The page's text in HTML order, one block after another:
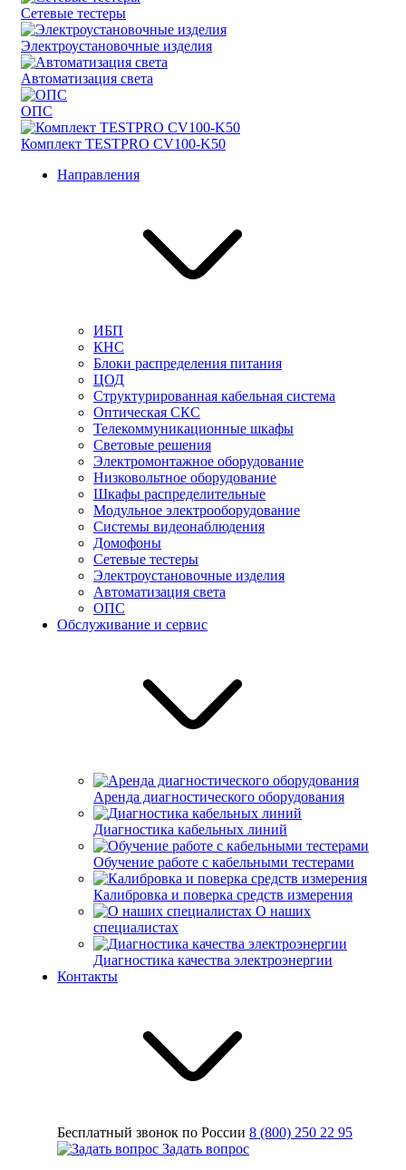
Сетевые тестеры
Электроустановочные изделия
Автоматизация света
ОПС
Комплект TESTPRO CV100-K50
Направления
ИБП
КНС
Блоки распределения питания
ЦОД
Структурированная кабельная система
Оптическая СКС
Телекоммуникационные шкафы
Световые решения
Электромонтажное оборудование
Низковольтное оборудование
Шкафы распределительные
Модульное электрооборудование
Системы видеонаблюдения
Домофоны
Сетевые тестеры
Электроустановочные изделия
Автоматизация света
ОПС
Обслуживание и сервис
Аренда диагностического оборудования
Диагностика кабельных линий
Обучение работе с кабельными тестерами
Калибровка и поверка средств измерения
О наших
специалистах
Диагностика качества электроэнергии
Контакты
Бесплатный звонок по России 8 (800) 250 22 95
Задать вопрос